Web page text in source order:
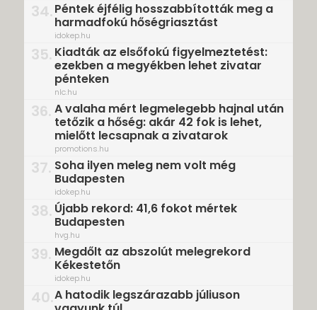
34. Péntek éjfélig hosszabbították meg a
harmadfokú hőségriasztást
idokep.hu
35. Kiadták az elsőfokú figyelmeztetést:
ezekben a megyékben lehet zivatar
pénteken
nlc.hu
36. A valaha mért legmelegebb hajnal után
tetőzik a hőség: akár 42 fok is lehet,
mielőtt lecsapnak a zivatarok
promotions.hu
37. Soha ilyen meleg nem volt még
Budapesten
idokep.hu
38. Újabb rekord: 41,6 fokot mértek
Budapesten
hvg.hu
39. Megdőlt az abszolút melegrekord
Kékestetőn
idokep.hu
40.A hatodik legszárazabb júliuson